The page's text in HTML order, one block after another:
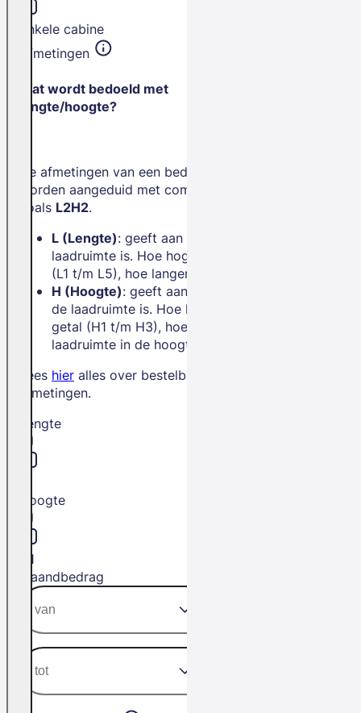
Enkele cabine
Afmetingen
Wat wordt bedoeld met
lengte/hoogte?
De afmetingen van een bedrijfswagen
worden aangeduid met combinaties
zoals L2H2.
L (Lengte): geeft aan hoe lang de
laadruimte is. Hoe hoger het getal
(L1 t/m L5), hoe langer de bus.
H (Hoogte): geeft aan hoe hoog
de laadruimte is. Hoe hoger het
getal (H1 t/m H3), hoe meer
laadruimte in de hoogte.
Lees hier alles over bestelbus
afmetingen.
Lengte
Hoogte
H1
Maandbedrag